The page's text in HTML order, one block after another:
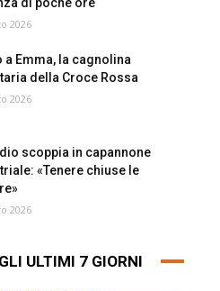
2026
a Emma, la cagnolina
della Croce Rossa
2026
scoppia in capannone
«Tenere chiuse le
2026
ULTIMI 7 GIORNI